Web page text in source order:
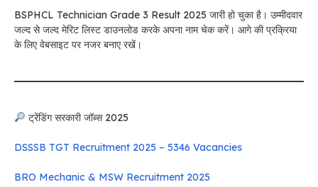
BSPHCL Technician Grade 3 Result 2025 जारी हो चुका है। उम्मीदवार
जल्द से जल्द मेरिट लिस्ट डाउनलोड करके अपना नाम चेक करें। आगे की प्रक्रिया
के लिए वेबसाइट पर नजर बनाए रखें।
ट्रेंडिंग सरकारी जॉब्स 2025
DSSSB TGT Recruitment 2025 – 5346 Vacancies
BRO Mechanic & MSW Recruitment 2025